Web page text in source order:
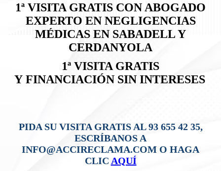
1ª VISITA GRATIS CON ABOGADO
EXPERTO EN NEGLIGENCIAS
MÉDICAS EN SABADELL Y
CERDANYOLA
1ª VISITA GRATIS
Y FINANCIACIÓN SIN INTERESES
PIDA SU VISITA GRATIS AL 93 655 42 35,
ESCRÍBANOS A
INFO@ACCIRECLAMA.COM O HAGA
CLIC AQUÍ